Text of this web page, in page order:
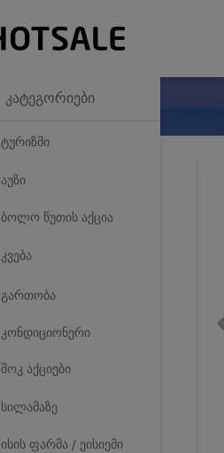
კატეგორიები
ტურიზმი
აუზი
ბოლო წუთის აქცია
კვება
გართობა
კონდიციონერი
შოკ აქციები
სილამაზე
ისის ფარმა / ეისიემი